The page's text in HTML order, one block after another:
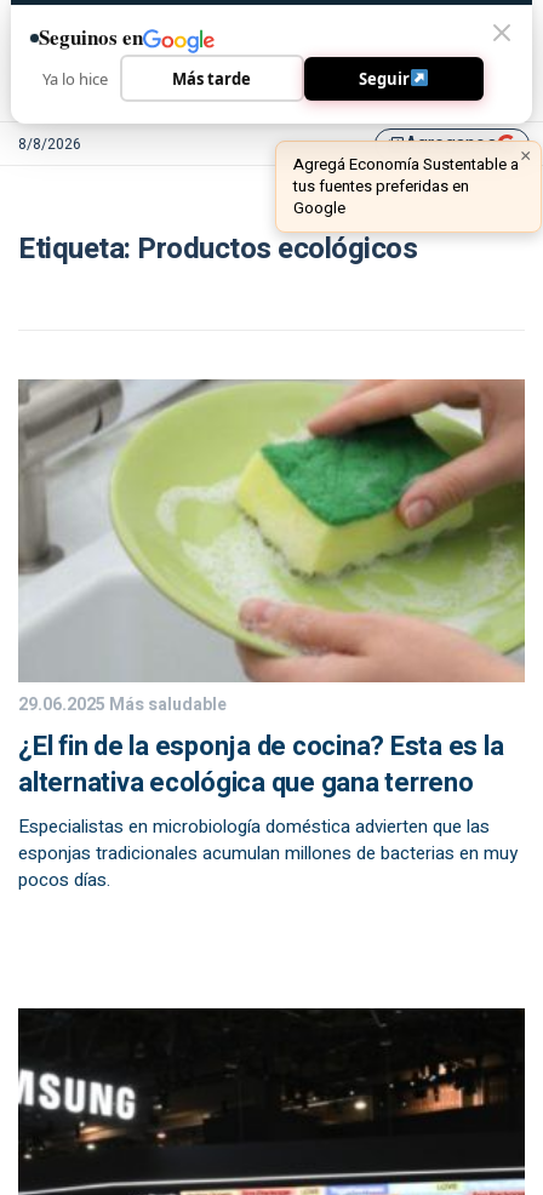
8/8/2026 library_addAgreganos ×
Agregá Economía Sustentable a
tus fuentes preferidas en
Google
Etiqueta: Productos ecológicos
29.06.2025 Más saludable
¿El fin de la esponja de cocina? Esta es la
alternativa ecológica que gana terreno
Especialistas en microbiología doméstica advierten que las
esponjas tradicionales acumulan millones de bacterias en muy
pocos días.
Seguinos en
Ya lo hice Más tarde Seguir